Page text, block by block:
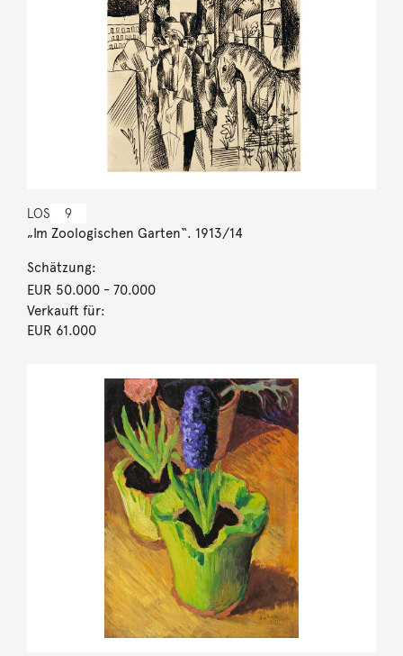
LOS 9
„Im Zoologischen Garten“. 1913/14
Schätzung:
EUR 50.000- 70.000
Verkauft für:
EUR 61.000